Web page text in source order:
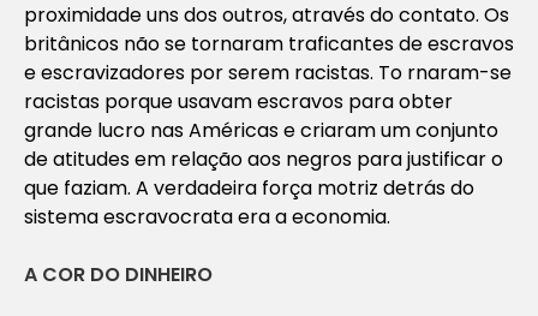
proximidade uns dos outros, através do contato. Os
britânicos não se tornaram traficantes de escravos
e escravizadores por serem racistas. To rnaram-se
racistas porque usavam escravos para obter
grande lucro nas Américas e criaram um conjunto
de atitudes em relação aos negros para justificar o
que faziam. A verdadeira força motriz detrás do
sistema escravocrata era a economia.
A COR DO DINHEIRO